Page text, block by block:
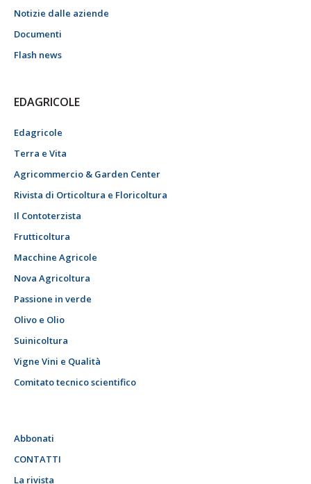
Notizie dalle aziende
Documenti
Flash news
EDAGRICOLE
Edagricole
Terra e Vita
Agricommercio & Garden Center
Rivista di Orticoltura e Floricoltura
Il Contoterzista
Frutticoltura
Macchine Agricole
Nova Agricoltura
Passione in verde
Olivo e Olio
Suinicoltura
Vigne Vini e Qualità
Comitato tecnico scientifico
Abbonati
CONTATTI
La rivista